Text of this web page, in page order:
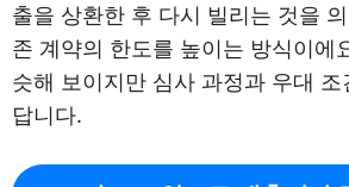
출을 상환한 후 다시 빌리는 것을
존 계약의 한도를 높이는 방식이에
슷해 보이지만 심사 과정과 우대 조
답니다.